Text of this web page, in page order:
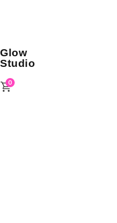
Glow
Studio
0